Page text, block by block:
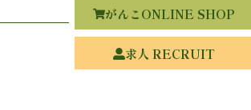
がんこONLINE SHOP
求人 RECRUIT